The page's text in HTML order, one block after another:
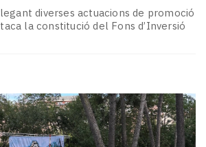
diverses actuacions de promoció
la constitució del Fons d’Inversió